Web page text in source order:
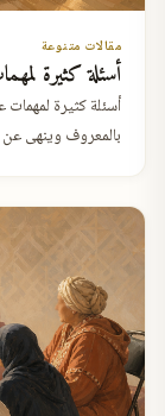
مقالات متنوعة
أسئلة كثيرة
أسئلة كثيرة
بالمعروف وينهى عن